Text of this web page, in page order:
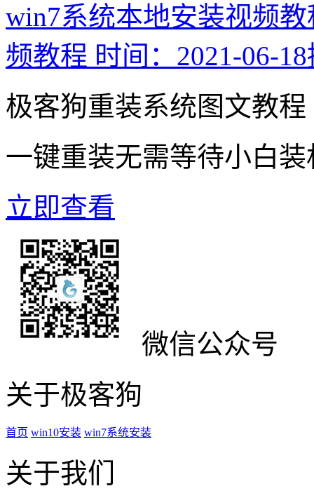
win7系统本地安装视频教
频教程 时间：2021-06-18
极客狗重装系统图文教程
一键重装无需等待小白
立即查看
微信公众号
关于极客狗
首页 win10安装 win7系统安装
关于我们